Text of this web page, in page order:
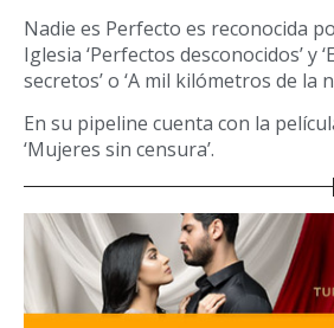
Nadie es Perfecto es reconocida
Iglesia ‘Perfectos desconocidos’ y
secretos’ o ‘A mil kilómetros de la
En su pipeline cuenta con la
‘Mujeres sin censura’.